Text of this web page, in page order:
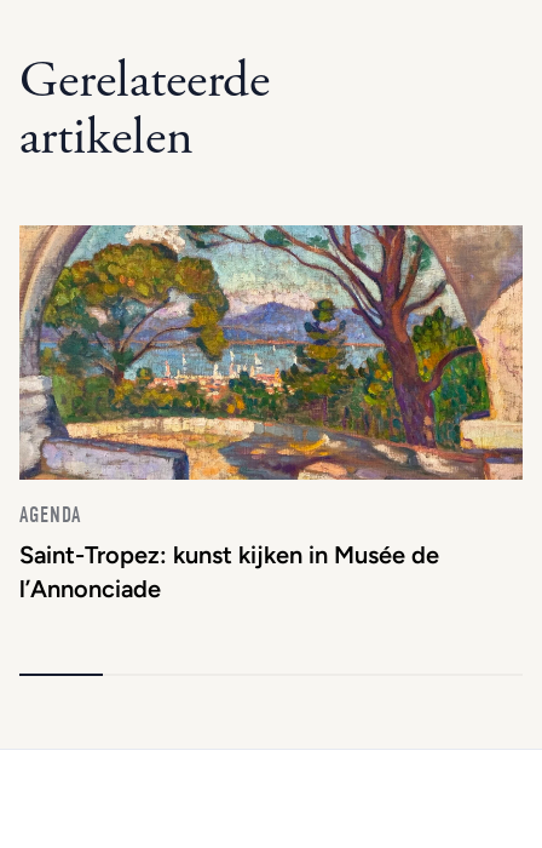
Gerelateerde
artikelen
AGENDA
Saint-Tropez: kunst kijken in Musée de
l’Annonciade